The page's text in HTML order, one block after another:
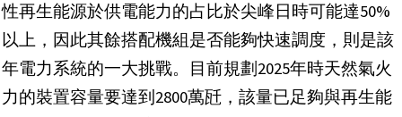
性再生能源於供電能力的占比於尖峰日時可能達50%
以上，因此其餘搭配機組是否能夠快速調度，則是該
年電力系統的一大挑戰。目前規劃2025年時天然氣火
力的裝置容量要達到2800萬瓩，該量已足夠與再生能